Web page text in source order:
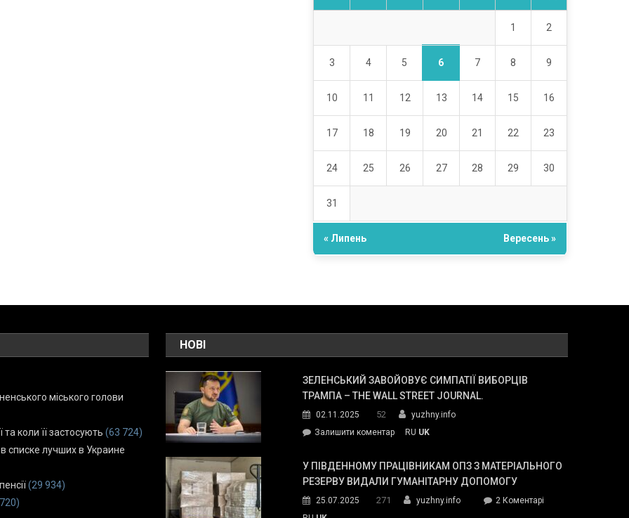
1 2
3 4 5 6 7 8 9
10 11 12 13 14 15 16
17 18 19 20 21 22 23
24 25 26 27 28 29 30
31
« Липень Вересень »
міського голови
коли її застосують (63 724)
списке лучших в Украине
(29 934)
НОВІ
ЗЕЛЕНСЬКИЙ ЗАВОЙОВУЄ СИМПАТІЇ ВИБОРЦІВ
ТРАМПА – THE WALL STREET JOURNAL.
02.11.2025 52
yuzhny.info
Залишити коментарon
завойовує
симпатії
Трампа
RU UK
У ПІВДЕННОМУ ПРАЦІВНИКАМ ОПЗ З МАТЕРІАЛЬНОГО
РЕЗЕРВУ ВИДАЛИ ГУМАНІТАРНУ ДОПОМОГУ
25.07.2025 271 yuzhny.info 2 Коментарідо